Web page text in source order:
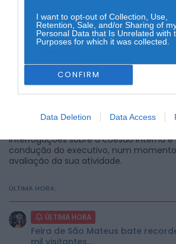
I want to opt-out of Collection, Use,
Retention, Sale, and/or Sharing of
Personal Data that Is Unrelated with
Purposes for which it was collected.
CONFIRM
Data Deletion Data Access
Apesar de estar à frente da governação
permitindo que a oposição
circunstância de o presidente exercer
inteiro reforça o peso político deste
sobre a gestão apresentada.
interrogações sobre a coesão interna
condução do executivo, num
avaliação da sua atividade.
ÚLTIMA HORA:
ÚLTIMA HORA
Feira de São Mateus bate